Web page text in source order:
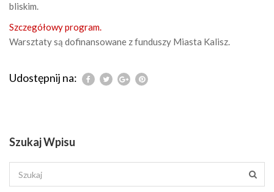
bliskim.
Szczegółowy program.
Warsztaty są dofinansowane z funduszy Miasta Kalisz.
Udostępnij na:
Szukaj Wpisu